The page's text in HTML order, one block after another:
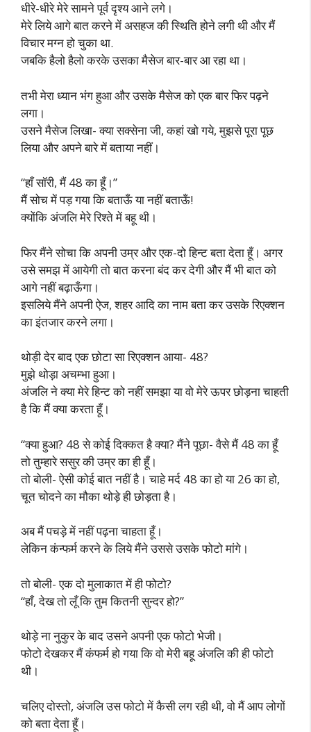
धीरे-धीरे मेरे सामने पूर्व दृश्य आने लगे।
मेरे लिये आगे बात करने में असहज की स्थिति होने लगी थी और मैं
विचार मग्न हो चुका था.
जबकि हैलो हैलो करके उसका मैसेज बार-बार आ रहा था।
तभी मेरा ध्यान भंग हुआ और उसके मैसेज को एक बार फिर पढ़ने
लगा।
उसने मैसेज लिखा- क्या सक्सेना जी, कहां खो गये, मुझसे पूरा पूछ
लिया और अपने बारे में बताया नहीं।
“हाँ सॉरी, मैं 48 का हूँ।”
मैं सोच में पड़ गया कि बताऊँ या नहीं बताऊँ!
क्योंकि अंजलि मेरे रिश्ते में बहू थी।
फिर मैंने सोचा कि अपनी उम्र और एक-दो हिन्ट बता देता हूँ। अगर
उसे समझ में आयेगी तो बात करना बंद कर देगी और मैं भी बात को
आगे नहीं बढ़ाऊँगा।
इसलिये मैंने अपनी ऐज, शहर आदि का नाम बता कर उसके रिएक्शन
का इंतजार करने लगा।
थोड़ी देर बाद एक छोटा सा रिएक्शन आया- 48?
मुझे थोड़ा अचम्भा हुआ।
अंजलि ने क्या मेरे हिन्ट को नहीं समझा या वो मेरे ऊपर छोड़ना चाहती
है कि मैं क्या करता हूँ।
“क्या हुआ? 48 से कोई दिक्कत है क्या? मैंने पूछा- वैसे मैं 48 का हूँ
तो तुम्हारे ससुर की उम्र का ही हूँ।
तो बोली- ऐसी कोई बात नहीं है। चाहे मर्द 48 का हो या 26 का हो,
चूत चोदने का मौका थोड़े ही छोड़ता है।
अब मैं पचड़े में नहीं पढ़ना चाहता हूँ।
लेकिन कंन्फर्म करने के लिये मैंने उससे उसके फोटो मांगे।
तो बोली- एक दो मुलाकात में ही फोटो?
“हाँ, देख तो लूँ कि तुम कितनी सुन्दर हो?”
थोड़े ना नुकुर के बाद उसने अपनी एक फोटो भेजी।
फोटो देखकर मैं कंफर्म हो गया कि वो मेरी बहू अंजलि की ही फोटो
थी।
चलिए दोस्तो, अंजलि उस फोटो में कैसी लग रही थी, वो मैं आप लोगों
को बता देता हूँ।